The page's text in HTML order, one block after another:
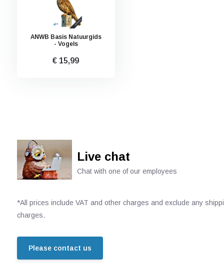
ANWB Basis Natuurgids
- Vogels
€ 15,99
Live chat
Chat with one of our employees
*All prices include VAT and other charges and exclude any
charges.
Please contact us